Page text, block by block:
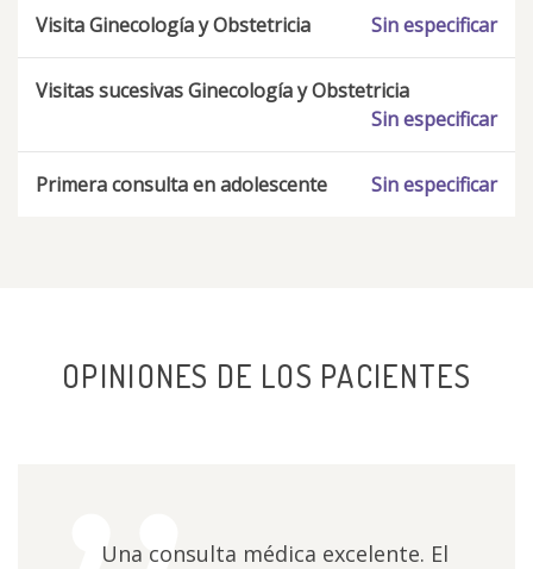
Visita Ginecología y Obstetricia Sin especificar
Visitas sucesivas Ginecología y Obstetricia
Sin especificar
Primera consulta en adolescente Sin especificar
OPINIONES DE LOS PACIENTES
Una consulta médica excelente. El